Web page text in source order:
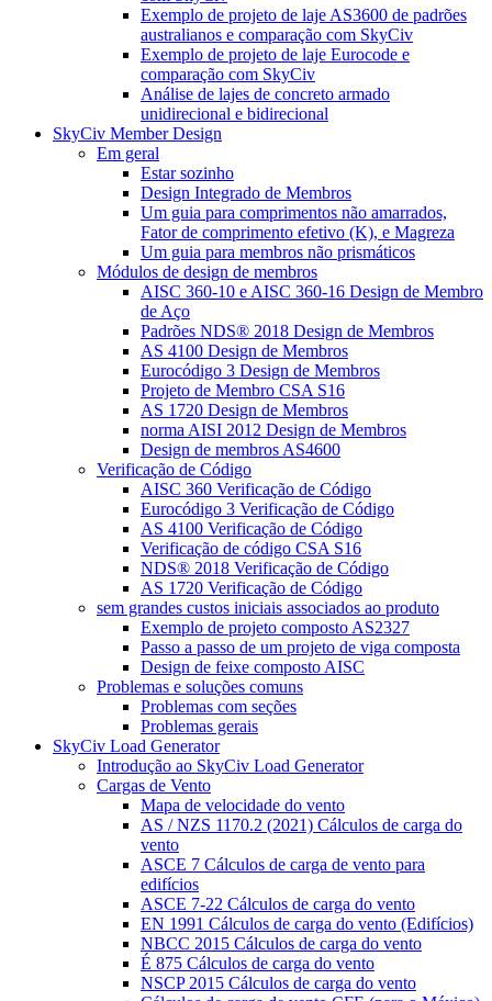
Exemplo de projeto de laje AS3600 de padrões
australianos e comparação com SkyCiv
Exemplo de projeto de laje Eurocode e
comparação com SkyCiv
Análise de lajes de concreto armado
unidirecional e bidirecional
SkyCiv Member Design
Em geral
Estar sozinho
Design Integrado de Membros
Um guia para comprimentos não amarrados,
Fator de comprimento efetivo (K), e Magreza
Um guia para membros não prismáticos
Módulos de design de membros
AISC 360-10 e AISC 360-16 Design de Membro
de Aço
Padrões NDS® 2018 Design de Membros
AS 4100 Design de Membros
Eurocódigo 3 Design de Membros
Projeto de Membro CSA S16
AS 1720 Design de Membros
norma AISI 2012 Design de Membros
Design de membros AS4600
Verificação de Código
AISC 360 Verificação de Código
Eurocódigo 3 Verificação de Código
AS 4100 Verificação de Código
Verificação de código CSA S16
NDS® 2018 Verificação de Código
AS 1720 Verificação de Código
sem grandes custos iniciais associados ao produto
Exemplo de projeto composto AS2327
Passo a passo de um projeto de viga composta
Design de feixe composto AISC
Problemas e soluções comuns
Problemas com seções
Problemas gerais
SkyCiv Load Generator
Introdução ao SkyCiv Load Generator
Cargas de Vento
Mapa de velocidade do vento
AS / NZS 1170.2 (2021) Cálculos de carga do
vento
ASCE 7 Cálculos de carga de vento para
edifícios
ASCE 7-22 Cálculos de carga do vento
EN 1991 Cálculos de carga do vento (Edifícios)
NBCC 2015 Cálculos de carga do vento
É 875 Cálculos de carga do vento
NSCP 2015 Cálculos de carga do vento